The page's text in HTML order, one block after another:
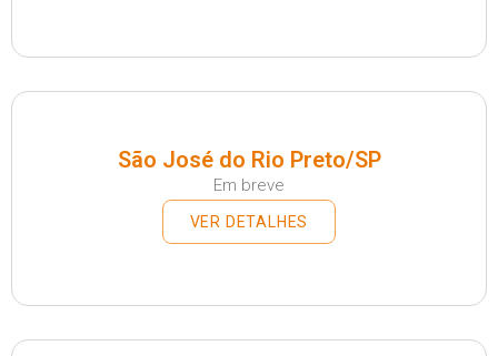
São José do Rio Preto/SP
Em breve
VER DETALHES